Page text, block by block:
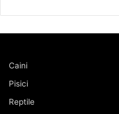
Caini
Pisici
Reptile